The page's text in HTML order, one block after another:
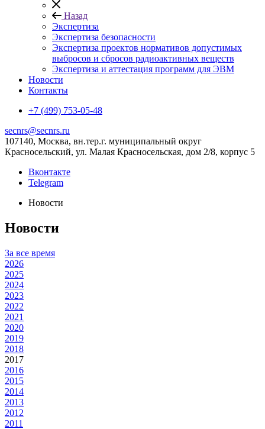
Назад
Экспертиза
Экспертиза безопасности
Экспертиза проектов нормативов допустимых
выбросов и сбросов радиоактивных веществ
Экспертиза и аттестация программ для ЭВМ
Новости
Контакты
+7 (499) 753-05-48
secnrs@secnrs.ru
107140, Москва, вн.тер.г. муниципальный округ
Красносельский, ул. Малая Красносельская, дом 2/8, корпус 5
Вконтакте
Telegram
Новости
Новости
За все время
2026
2025
2024
2023
2022
2021
2020
2019
2018
2017
2016
2015
2014
2013
2012
2011